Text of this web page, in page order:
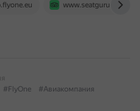
www.seatguru.com
#FlyOne
#Авиакомпания